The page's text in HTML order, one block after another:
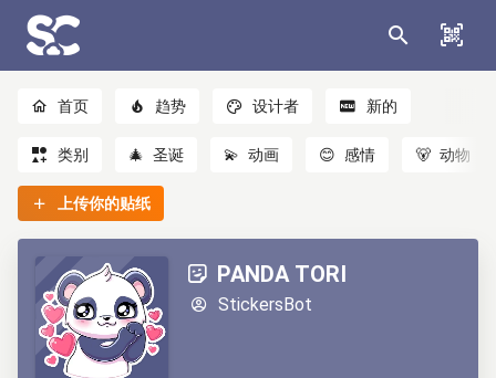
首页 趋势 设计者 新的
类别 🎄 圣诞 💫 动画 😊 感情 🐻 动物
上传你的贴纸
PANDA TORI
StickersBot